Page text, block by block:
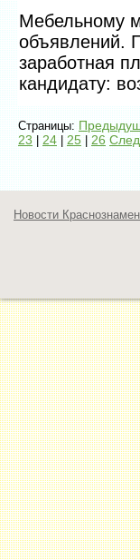
Мебельному
объявлений.
заработная
кандидату:
Страницы:
23 | 24|25| 26
Новости